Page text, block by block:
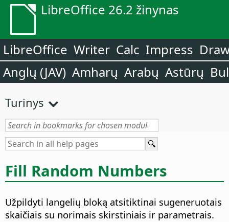
LibreOffice 26.2 žinynas
LibreOffice Writer Calc Impress
Anglų (JAV) Amharų Arabų Astūrų
Turinys
Fill Random Numbers
Užpildyti langelių bloką atsitiktinai sugeneruotais
skaičiais su norimais skirstiniais ir parametrais.